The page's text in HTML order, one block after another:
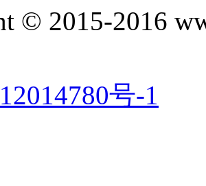
© 2015-2016
号-1